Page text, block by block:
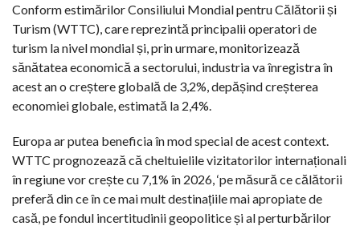
Conform estimărilor Consiliului Mondial pentru Călătorii și
Turism (WTTC), care reprezintă principalii operatori de
turism la nivel mondial și, prin urmare, monitorizează
sănătatea economică a sectorului, industria va înregistra în
acest an o creștere globală de 3,2%, depășind creșterea
economiei globale, estimată la 2,4%.
Europa ar putea beneficia în mod special de acest context.
WTTC prognozează că cheltuielile vizitatorilor internaționali
în regiune vor crește cu 7,1% în 2026, ‘pe măsură ce călătorii
preferă din ce în ce mai mult destinațiile mai apropiate de
casă, pe fondul incertitudinii geopolitice și al perturbărilor